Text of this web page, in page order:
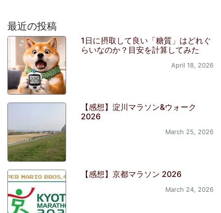
最近の投稿
1日に摂取して良い「糖質」はどれぐ
らいなのか？目安を計算してみた
April 18, 2026
【感想】淀川マラソン&ウォーク
2026
March 25, 2026
【感想】京都マラソン 2026
March 24, 2026